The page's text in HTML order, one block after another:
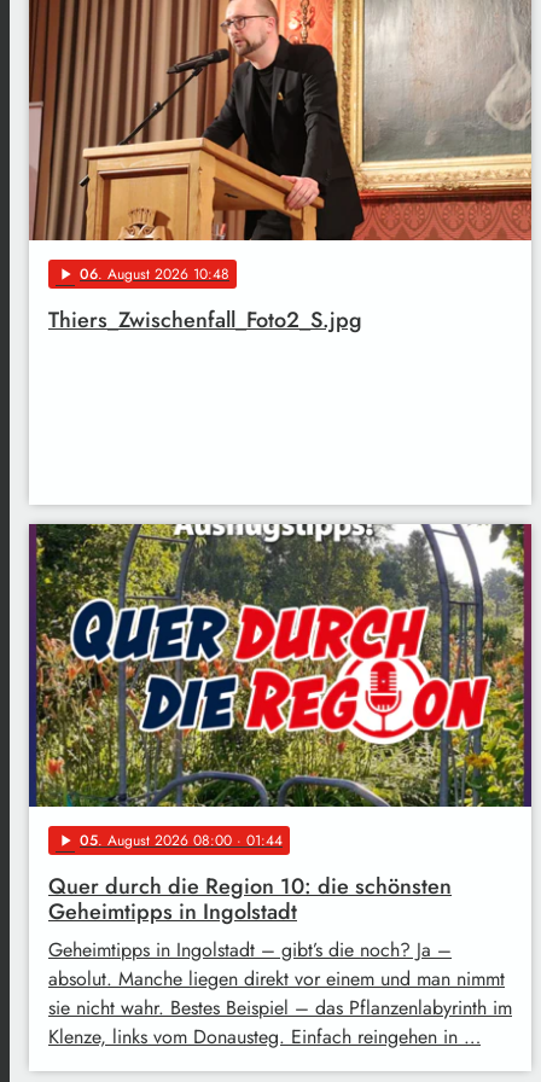
play_arrow 06. August 2026 10:48
Thiers_Zwischenfall_Foto2_S.jpg
play_arrow 05. August 2026 08:00 · 01:44
Quer durch die Region 10: die schönsten
Geheimtipps in Ingolstadt
Geheimtipps in Ingolstadt – gibt’s die noch? Ja –
absolut. Manche liegen direkt vor einem und man nimmt
sie nicht wahr. Bestes Beispiel – das Pflanzenlabyrinth im
Klenze, links vom Donausteg. Einfach reingehen in …